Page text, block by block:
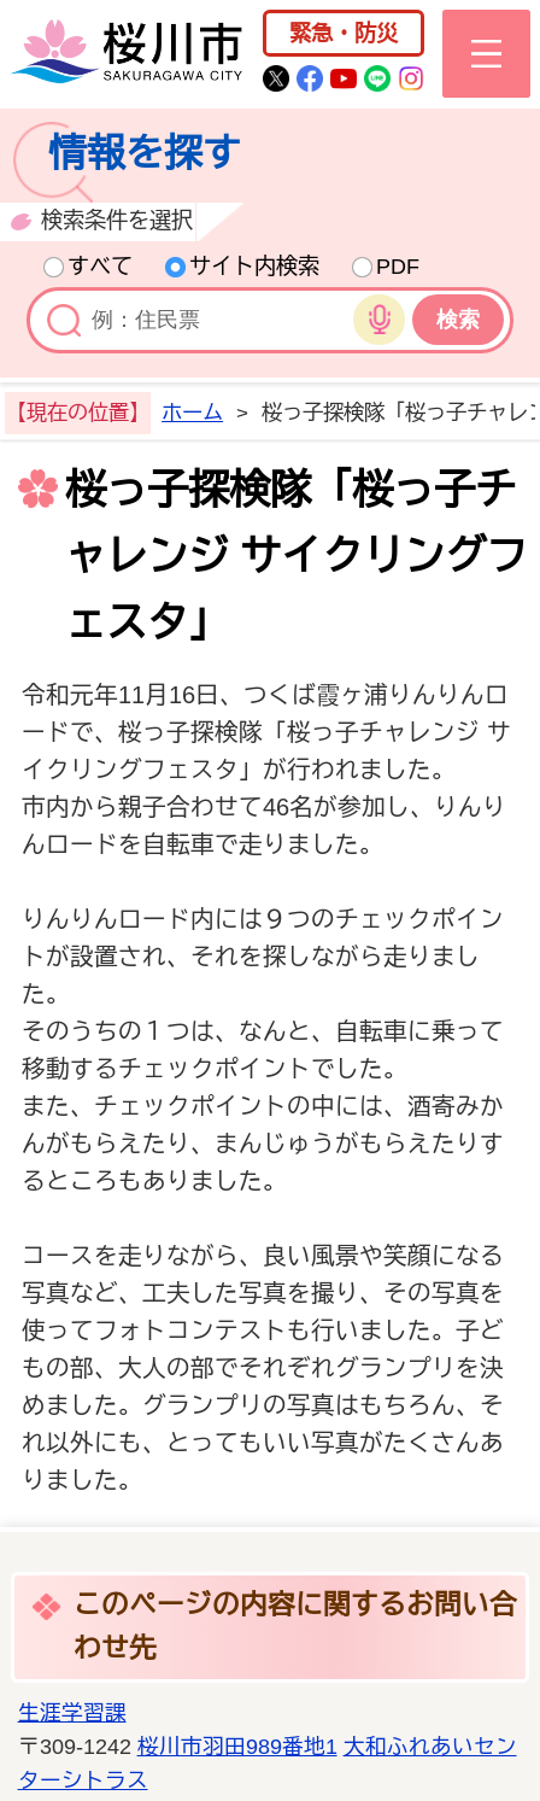
桜川市公式ホー
緊急・防災
桜川市公式Twitter
桜川市公式
桜川市公式
桜川市公式
情報を探す
検索条件を選択
すべて
サイト内検索
PDF
音声検索
【現在の位置】 ホーム > 桜っ子探検隊「桜っ子チャレ
桜っ子探検隊「桜っ子チ
ャレンジ サイクリングフ
ェスタ」
令和元年11月16日、つくば霞ヶ浦りんりんロ
ードで、桜っ子探検隊「桜っ子チャレンジ サ
イクリングフェスタ」が行われました。
市内から親子合わせて46名が参加し、りんり
んロードを自転車で走りました。
りんりんロード内には９つのチェックポイン
トが設置され、それを探しながら走りまし
た。
そのうちの１つは、なんと、自転車に乗って
移動するチェックポイントでした。
また、チェックポイントの中には、酒寄みか
んがもらえたり、まんじゅうがもらえたりす
るところもありました。
コースを走りながら、良い風景や笑顔になる
写真など、工夫した写真を撮り、その写真を
使ってフォトコンテストも行いました。子ど
もの部、大人の部でそれぞれグランプリを決
めました。グランプリの写真はもちろん、そ
れ以外にも、とってもいい写真がたくさんあ
りました。
このページの内容に関するお問い合
わせ先
生涯学習課
〒309-1242 桜川市羽田989番地1 大和ふれあいセン
ターシトラス